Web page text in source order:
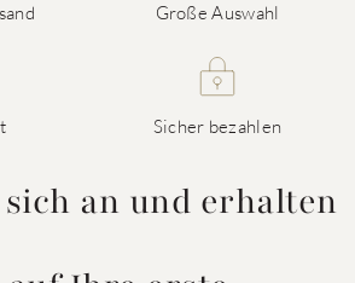
Große Auswahl
Sicher bezahlen
sich an und erhalten